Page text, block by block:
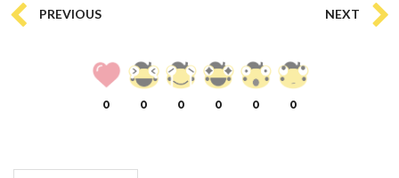
PREVIOUS NEXT
0 0 0 0 0 0